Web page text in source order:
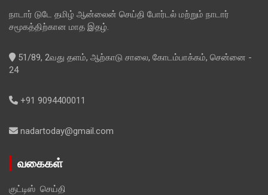
நாடார் டுடே தமிழ் ஆன்லைன் செய்தி போர்டல் மற்றும் நாடார்
சமூகத்திற்கான மாத இதழ்.
51/89, 2வது தளம், ஆற்காடு சாலை, கோடம்பாக்கம், சென்னை -
24
+91 9094400011
nadartoday@gmail.com
வகைகள்
குட்டிஸ் செய்தி